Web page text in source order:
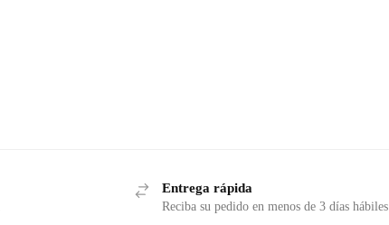
Entrega rápida
Reciba su pedido en menos de 3 días hábiles